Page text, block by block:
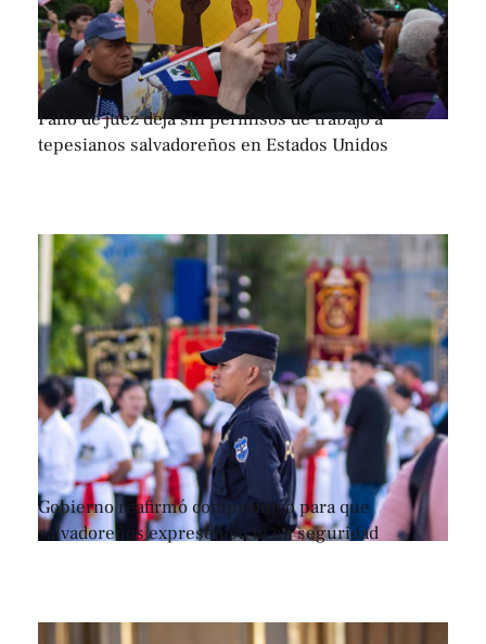
Fallo de juez deja sin permisos de trabajo a
tepesianos salvadoreños en Estados Unidos
Gobierno reafirmó compromiso para que
salvadoreños expresen su fe en seguridad